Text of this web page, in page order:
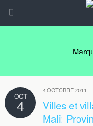
OCT
4
4 OCTOBRE 2011
Villes et
Mali: